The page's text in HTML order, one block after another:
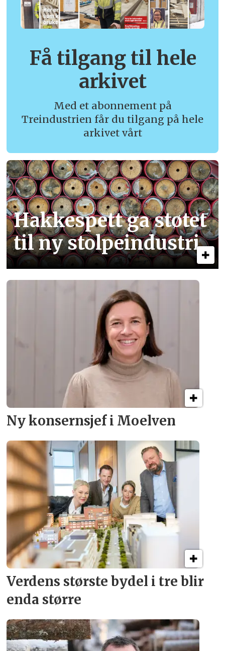
Få tilgang til hele
arkivet
Med et abonnement på
Treindustrien får du tilgang på hele
arkivet vårt
Hakkespett ga støtet
til ny stolpe­industri
Ny konsern­sjef i Moelven
Verdens største bydel i tre blir
enda større